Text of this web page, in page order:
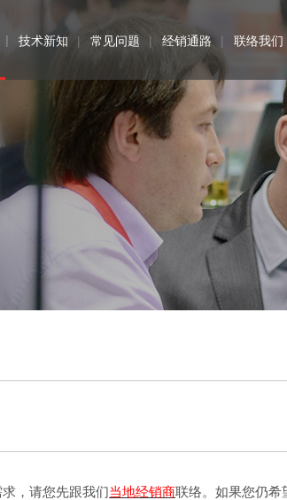
技术新知 常见问题 经销通路 联络我们
，请您先跟我们当地经销商联络。如果您仍希